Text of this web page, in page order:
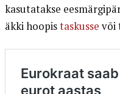
kasutatakse
äkki hoopistaskusse või